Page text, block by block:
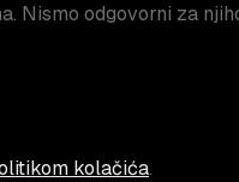
Nismo odgovorni za
kolačića.